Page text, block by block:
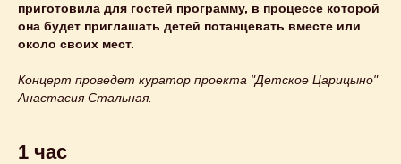
приготовила для гостей программу, в процессе которой
она будет приглашать детей потанцевать вместе или
около своих мест.
Концерт проведет куратор проекта "Детское Царицыно"
Анастасия Стальная.
1 час